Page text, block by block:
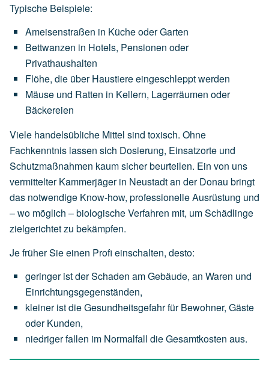
Typische Beispiele:
Ameisenstraßen in KücheoderGarten
Bettwanzen in Hotels, Pensionen oder
Privathaushalten
Flöhe, die über Haustiereeingeschlepptwerden
Mäuse und Ratten in Kellern, Lagerräumen oder
Bäckereien
Viele handelsübliche Mittel sind toxisch. Ohne
Fachkenntnis lassen sich Dosierung, Einsatzorte und
Schutzmaßnahmen kaum sicher beurteilen. Ein von uns
vermittelter Kammerjäger in Neustadt an der Donau bringt
das notwendige Know-how, professionelle Ausrüstung und
– wo möglich – biologische Verfahren mit, um Schädlinge
zielgerichtet zu bekämpfen.
Je früher Sie einen Profi einschalten, desto:
geringer istderSchaden amGebäude, an Waren und
Einrichtungsgegenständen,
kleiner istdieGesundheitsgefahrfür Bewohner, Gäste
oder Kunden,
niedrigerfallen im Normalfall dieGesamtkosten aus.